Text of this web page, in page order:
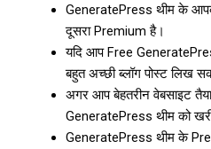
GeneratePress थीम के
दूसरा Premium है।
यदि आप Free
बहुत अच्छी ब्लॉग पोस्ट लिख
अगर आप बेहतरीन वेबसाइट
GeneratePress थीम को
GeneratePress थीम के